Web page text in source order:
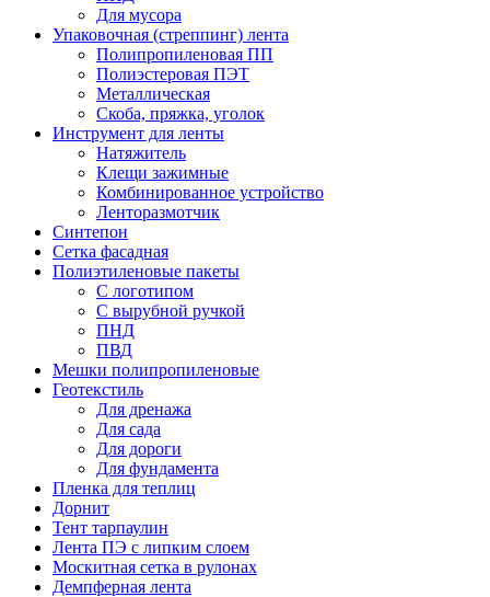
Для мусора
Упаковочная (стреппинг) лента
Полипропиленовая ПП
Полиэстеровая ПЭТ
Металлическая
Скоба, пряжка, уголок
Инструмент для ленты
Натяжитель
Клещи зажимные
Комбинированное устройство
Ленторазмотчик
Синтепон
Сетка фасадная
Полиэтиленовые пакеты
С логотипом
С вырубной ручкой
ПНД
ПВД
Мешки полипропиленовые
Геотекстиль
Для дренажа
Для сада
Для дороги
Для фундамента
Пленка для теплиц
Дорнит
Тент тарпаулин
Лента ПЭ с липким слоем
Москитная сетка в рулонах
Демпферная лента